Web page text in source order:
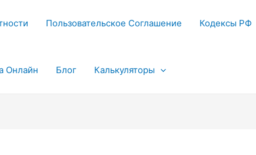
Пользовательское Соглашение Кодексы РФ
Онлайн Блог Калькуляторы